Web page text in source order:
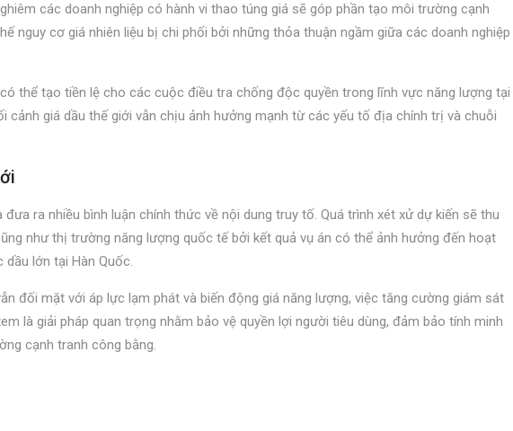
các doanh nghiệp có hành vi thao túng giá sẽ góp phần tạo môi trường cạnh
nguy cơ giá nhiên liệu bị chi phối bởi những thỏa thuận ngầm giữa các doanh nghiệp
thể tạo tiền lệ cho các cuộc điều tra chống độc quyền trong lĩnh vực năng lượng tại
cảnh giá dầu thế giới vẫn chịu ảnh hưởng mạnh từ các yếu tố địa chính trị và chuỗi
đưa ra nhiều bình luận chính thức về nội dung truy tố. Quá trình xét xử dự kiến sẽ thu
như thị trường năng lượng quốc tế bởi kết quả vụ án có thể ảnh hưởng đến hoạt
lớn tại Hàn Quốc.
đối mặt với áp lực lạm phát và biến động giá năng lượng, việc tăng cường giám sát
là giải pháp quan trọng nhằm bảo vệ quyền lợi người tiêu dùng, đảm bảo tính minh
cạnh tranh công bằng.